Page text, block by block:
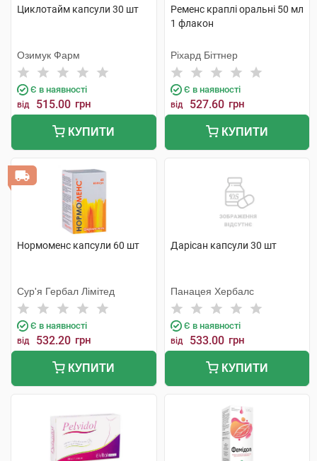
Циклотайм капсули 30 шт
Озимук Фарм
Є в наявності
від 515.00 грн
КУПИТИ
Ременс краплі оральні 50 мл
1 флакон
Ріхард Біттнер
Є в наявності
від 527.60 грн
КУПИТИ
Нормоменс капсули 60 шт
Сур'я Гербал Лімітед
Є в наявності
від 532.20 грн
КУПИТИ
Дарісан капсули 30 шт
Панацея Хербалс
Є в наявності
від 533.00 грн
КУПИТИ